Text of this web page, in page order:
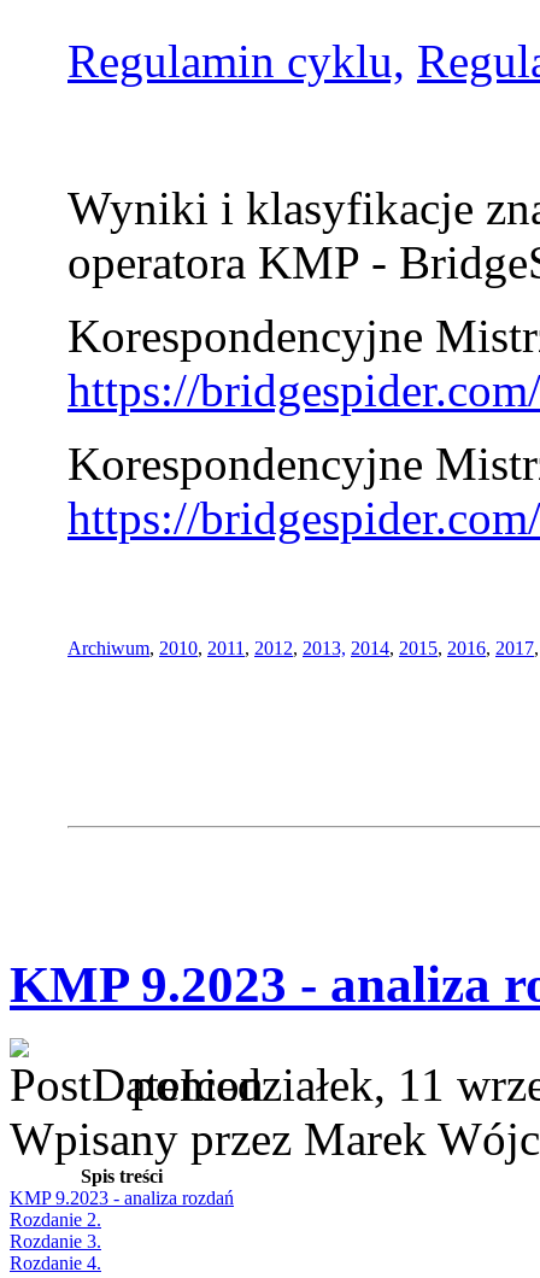
Regulamin cyklu,
Wyniki i klasyfikacje
operatora KMP -
Korespondencyjne
https://
Korespondencyjne
https://
Archiwum, 2010, 2011 , 2012, 2013, 2014, 2015, 2016, 2017
KMP 9.2023 - analiza
poniedziałek, 11
Wpisany przez Marek
Spis treści
KMP 9.2023 - analiza rozdań
Rozdanie 2.
Rozdanie 3.
Rozdanie 4.